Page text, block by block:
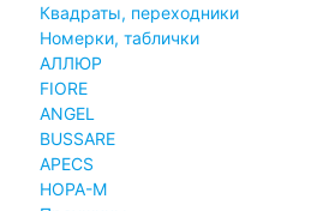
Квадраты, переходники
Номерки, таблички
АЛЛЮР
FIORE
ANGEL
BUSSARE
APECS
НОРА-М